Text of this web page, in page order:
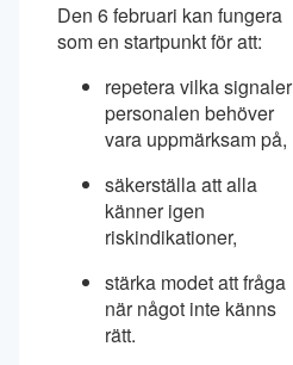
Den 6 februari kan fungera
som en startpunkt för att:
repetera vilka signaler
personalen behöver
vara uppmärksam på,
säkerställa att alla
känner igen
riskindikationer,
stärka modet att fråga
när något inte känns
rätt.